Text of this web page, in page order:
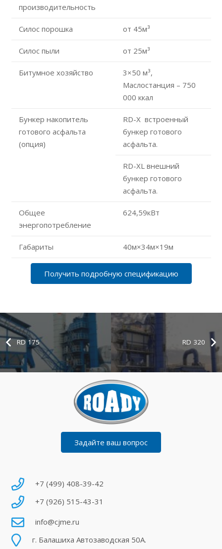
производительность
Силос порошка от 45м³
Силос пыли от 25м³
Битумное хозяйство
3×50 м³,
Маслостанция – 750
000 ккал
Бункер накопитель
готового асфальта
(опция)
RD-X встроенный
бункер готового
асфальта.
RD-XL внешний
бункер готового
асфальта.
Общее
энергопотребление
624,59кВт
Габариты 40м×34м×19м
Получить подробную спецификацию
RD 175 RD 320
Задайте ваш вопрос
+7 (499) 408-39-42
+7 (926) 515-43-31
info@cjme.ru
г. Балашиха Автозаводская 50А.